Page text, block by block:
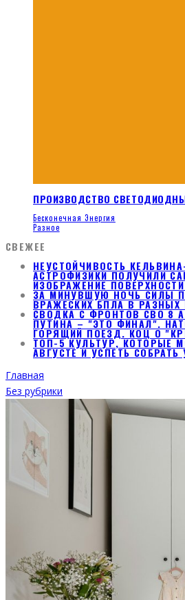
ПРОИЗВОДСТВО
Бесконечная Энергия
Разное
СВЕЖЕЕ
НЕУСТОЙЧИВОСТЬ
АСТРОФИЗИКИ ПОЛУЧИЛИ
ИЗОБРАЖЕНИЕ
ЗА МИНУВШУЮ НОЧЬ СИЛЫ
ВРАЖЕСКИХ БПЛА В РАЗНЫХ
СВОДКА С ФРОНТОВ СВО 8
ПУТИНА – "ЭТО ФИНАЛ".
ГОРЯЩИЙ ПОЕЗД. КОЦ О
ТОП-5 КУЛЬТУР, КОТОРЫЕ
АВГУСТЕ И УСПЕТЬ
Главная
Без рубрики